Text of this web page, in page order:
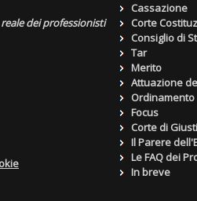
dei professionisti
Cassazione
Corte
Consiglio di
Tar
Merito
Attuazione
Focus
Corte di
Il Parere
Le FAQ dei
In breve